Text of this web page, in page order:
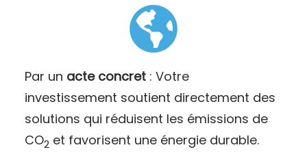
Par un acte concret: Votre
investissement soutient directement des
solutions qui réduisent les émissions de
CO2 et favorisent une énergie durable.